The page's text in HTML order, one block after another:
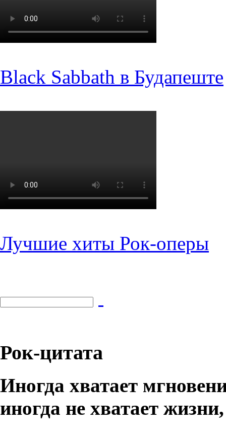
Black Sabbath в Будапеште
Лучшие хиты Рок-оперы
Рок-цитата
Иногда хватает
иногда не хватает